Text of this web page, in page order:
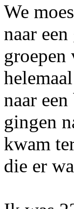
We
naar
groepen
naar
gingen
kwam
die er